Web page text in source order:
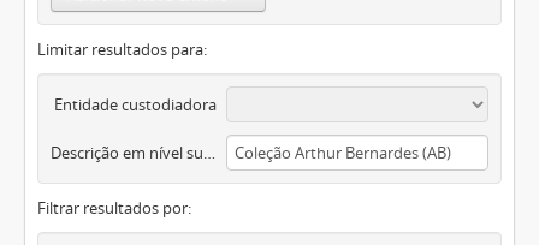
Limitar resultados para:
Entidade custodiadora
Descrição em nível superior
Filtrar resultados por: